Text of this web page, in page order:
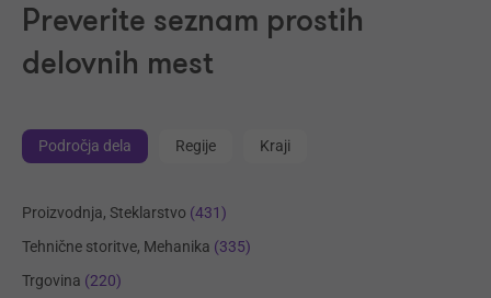
Preverite seznam prostih
delovnih mest
Področja dela Regije Kraji
Proizvodnja, Steklarstvo (431)
Tehnične storitve, Mehanika (335)
Trgovina (220)